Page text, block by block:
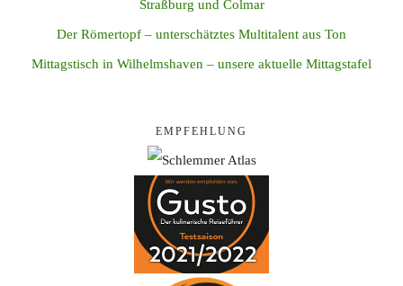
Straßburg und Colmar
Der Römertopf – unterschätztes Multitalent aus Ton
Mittagstisch in Wilhelmshaven – unsere aktuelle Mittagstafel
EMPFEHLUNG